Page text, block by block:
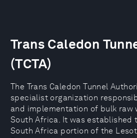
Trans Caledon
(TCTA)
The Trans Caledon Tunnel
specialist organization
and implementation of bulk raw
South Africa. It was established
South Africa portion of the